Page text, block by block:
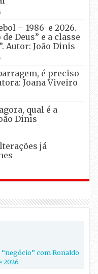
– 1986 e 2026.
Deus” e a classe
Autor: João Dinis
é preciso
Joana Viveiro
qual é a
Dinis
já
“negócio” com Ronaldo
2026